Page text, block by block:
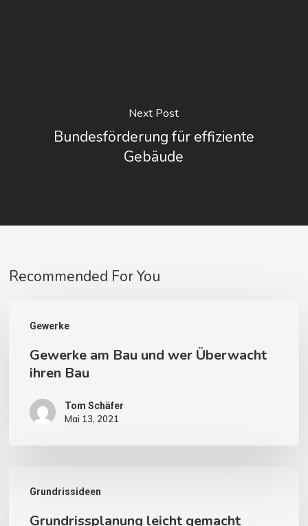
Next Post
Bundesförderung für effiziente
Gebäude
Recommended For You
Gewerke
Überwacht
Gewerke am Bau und wer Überwacht
ihren Bau
Tom Schäfer
Mai 13, 2021
Grundrissideen
leicht
gemacht
Grundrissplanung leicht gemacht